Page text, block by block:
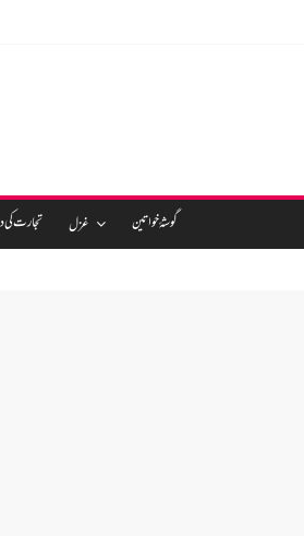
تجارت کی غزل گوشۂ خواتین